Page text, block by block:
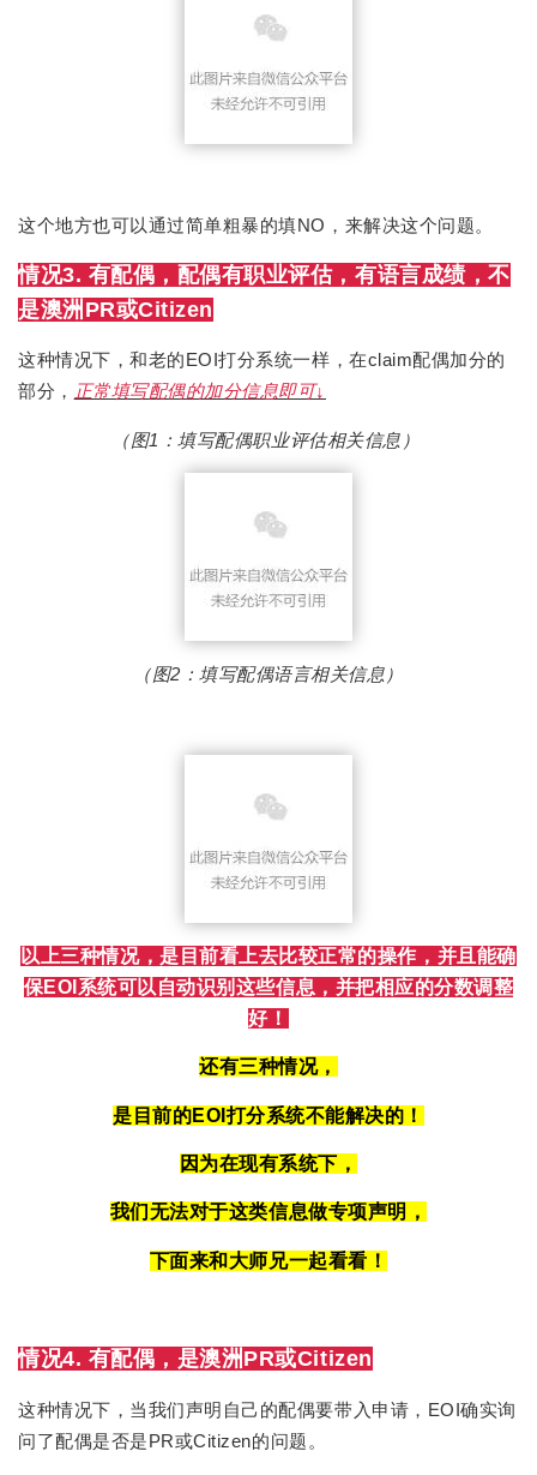
这个地方也可以通过简单粗暴的填NO，来解决这个问题。
情况3. 有配偶，配偶有职业评估，有语言成绩，不
是澳洲PR或Citizen
这种情况下，和老的EOI打分系统一样，在claim配偶加分的
部分， 正常填写配偶的加分信息即可↓
（图1：填写配偶职业评估相关信息）
（图2：填写配偶语言相关信息）
以上三种情况，是目前看上去比较正常的操作，并且能确
保EOI系统可以自动识别这些信息，并把相应的分数调整
好！
还有三种情况，
是目前的EOI打分系统不能解决的！
因为在现有系统下，
我们无法对于这类信息做专项声明，
下面来和大师兄一起看看！
情况4. 有配偶，是澳洲PR或Citizen
这种情况下，当我们声明自己的配偶要带入申请，EOI确实询
问了配偶是否是PR或Citizen的问题。